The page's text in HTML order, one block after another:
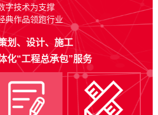
字技术为支撑
典作品领跑行业
划、设计、施工
化“工程总承包”服务